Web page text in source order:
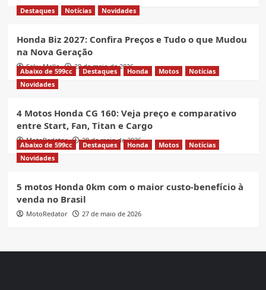
Destaques
Notícias Novidades
Honda Biz 2027: Confira Preços e Tudo o que Mudou
na Nova Geração
Seku Mello 28 de maio de 2026
Abaixo de 599cc Destaques Honda Motos
Notícias
Novidades
4 Motos Honda CG 160: Veja preço e comparativo
entre Start, Fan, Titan e Cargo
MotoRedator 28 de maio de 2026
Abaixo de 599cc Destaques Honda Motos
Notícias
Novidades
5 motos Honda 0km com o maior custo-benefício à
venda no Brasil
MotoRedator 27 de maio de 2026